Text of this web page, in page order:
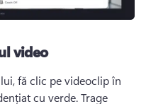
video
fă clic pe videoclip în
cu verde. Trage